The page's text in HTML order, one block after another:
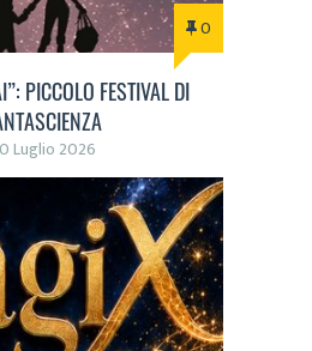
0
PICCOLO FESTIVAL DI
Luglio 2026